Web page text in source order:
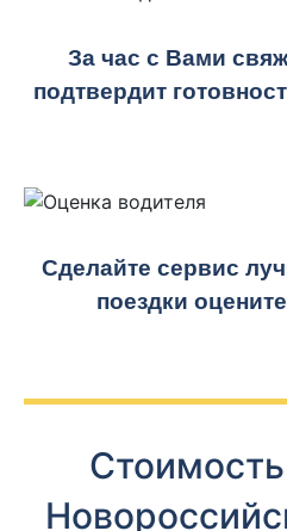
За час с Вами
подтвердит
Сделайте сервис
поездки